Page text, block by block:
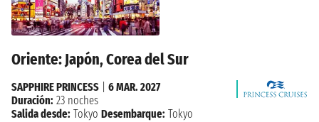
Oriente: Japón, Corea del Sur
SAPPHIRE PRINCESS
6 MAR. 2027
Duración: 23 noches
Salida desde: Tokyo Desembarque: Tokyo